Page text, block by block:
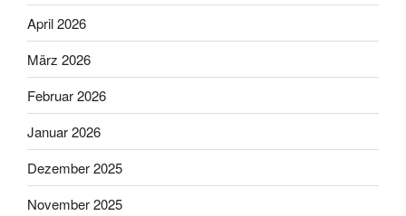
April 2026
März 2026
Februar 2026
Januar 2026
Dezember 2025
November 2025